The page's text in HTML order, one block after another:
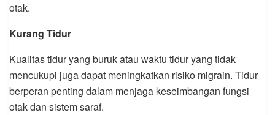
otak.
Kurang Tidur
Kualitas tidur yang buruk atau waktu tidur yang tidak
mencukupi juga dapat meningkatkan risiko migrain. Tidur
berperan penting dalam menjaga keseimbangan fungsi
otak dan sistem saraf.